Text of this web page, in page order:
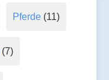
Pferde(11)
(7)